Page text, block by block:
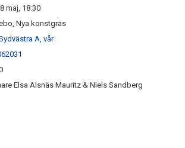
maj, 18:30
Nya konstgräs
A, vår
Elsa Alsnäs Mauritz & Niels Sandberg